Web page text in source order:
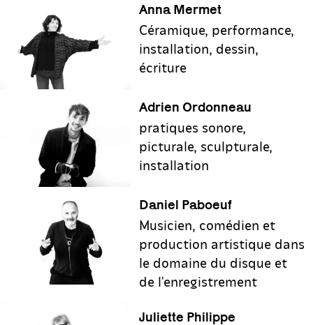
Anna Mermet
Céramique, performance,
installation, dessin,
écriture
Adrien Ordonneau
pratiques sonore,
picturale, sculpturale,
installation
Daniel Paboeuf
Musicien, comédien et
production artistique dans
le domaine du disque et
de l'enregistrement
Juliette Philippe